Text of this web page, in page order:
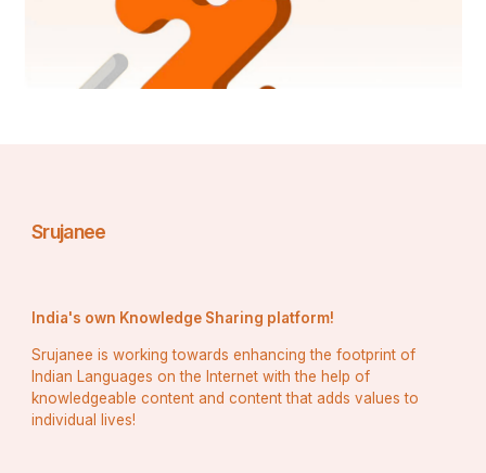
#भगवानश्रीकृष्णकासत्संग
#भगवानश्रीकृष्णकेभजन
#वृन्दावन_धाम
#वृन्दावन्
#वृन्दावनधाम
Srujanee
India's own Knowledge Sharing platform!
Srujanee is working towards enhancing the footprint of
Indian Languages on the Internet with the help of
knowledgeable content and content that adds values to
individual lives!